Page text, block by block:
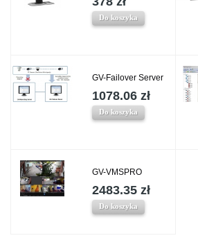
Do koszyka
GV-Failover Server
1078.06 zł
Do koszyka
GV-VMSPRO
2483.35 zł
Do koszyka